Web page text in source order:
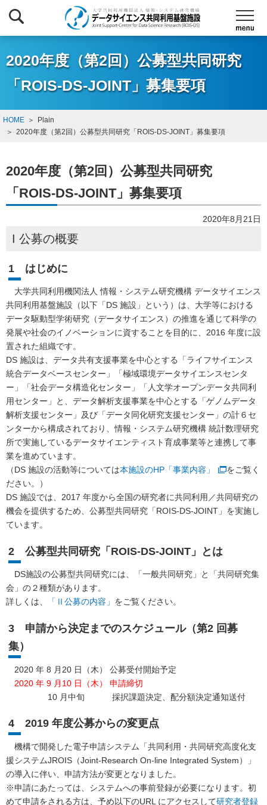
2020年度（第2回）公募型共同研究
「ROIS-DS-JOINT」募集要項
HOME
Plain
2020年度（第2回）公募型共同研究「ROIS-DS-JOINT」募集要項
2020年度（第2回）公募型共同研究
「ROIS-DS-JOINT」募集要項
2020年8月21日
I 公募の概要
1 はじめに
大学共同利用機関法人 情報・システム研究機構 データサイエンス
共同利用基盤施設（以下「DS 施設」という）は、大学等における
データ駆動型学術研究（データサイエンス）の推進を通じて科学の
発展や社会のイノベーションに資することを目的に、2016 年度に設
置された組織です。
DS 施設は、データ共有支援事業を中心とする「ライフサイエンス
統合データベースセンター」「極域環境データサイエンスセンタ
ー」「社会データ構造化センター」「人文学オープンデータ共同利
用センター」と、データ解析支援事業を中心とする「ゲノムデータ
解析支援センター」及び「データ同化研究支援センター」の計６セ
ンターから構成されており、情報・システム研究機構 統計数理研究
所で実施しているデータサイエンティスト育成事業等と連携して事
業を進めています。
（DS 施設の活動等については本施設のHP「事業内容」
をご覧く
ださい。）
DS 施設では、2017 年度から全国の研究者に共同利用／共同研究の
機会を提供するため、公募型共同研究「ROIS-DS-JOINT」を実施し
ています。
2 公募型共同研究「ROIS-DS-JOINT」とは
DS施設の公募型共同研究には、「一般共同研究」と「共同研究集
会」の２種類があります。
詳しくは、
「Ⅱ公募の内容」 をご覧ください。
3 申請から決定までのスケジュール（第2 回募
集）
2020 年 8 月20 日（木） 公募受付開始予定
2020 年 9 月10 日（木） 申請締切
10 月中旬 採択課題決定、配分額決定通知送付
4 2019 年度公募からの変更点
機構で開発した電子申請システム「共同利用・共同研究高度化支
援システムJROIS（Joint-Research On-line Integrated System）」
の導入に伴い、申請方法が変更となりました。
※申請にあたっては、システムへの事前登録が必要になります。初
めて申請をされる方は、予め以下のURL にアクセスして研究者登録